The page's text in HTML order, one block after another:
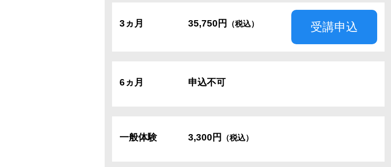
3ヵ月 35,750円 （税込） 受講申込
6ヵ月 申込不可
一般体験 3,300円 （税込）